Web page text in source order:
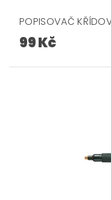
POPISOVAČ
99 Kč